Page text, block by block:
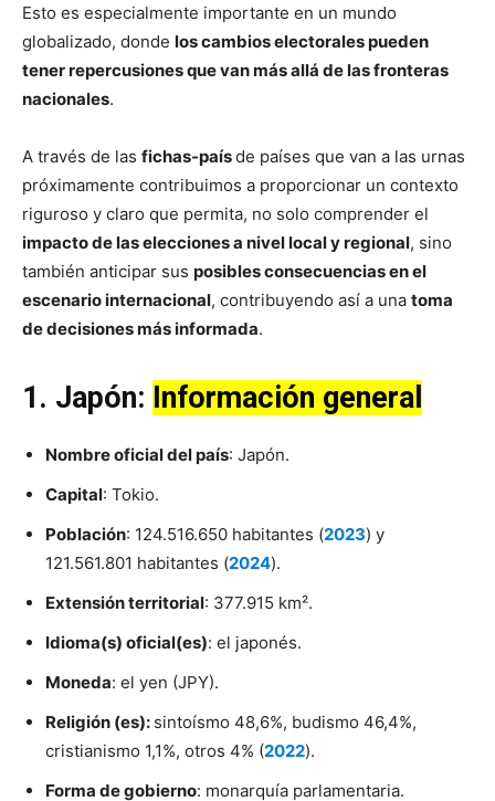
Esto es especialmente importante en un mundo
globalizado, donde los cambios electorales pueden
tener repercusiones que van más allá de las fronteras
nacionales.
A través de las fichas-paísde países que van a las urnas
próximamente contribuimos a proporcionar un contexto
riguroso y claro que permita, no solo comprender el
impacto de las elecciones a nivel local y regional, sino
también anticipar sus posibles consecuencias en el
escenario internacional, contribuyendo así a una toma
de decisiones más informada.
1. Japón: Información general
Nombre oficial del país: Japón.
Capital: Tokio.
Población: 124.516.650 habitantes (2023) y
121.561.801 habitantes (2024).
Extensión territorial: 377.915 km².
Idioma(s) oficial(es): el japonés.
Moneda: el yen (JPY).
Religión (es): sintoísmo 48,6%, budismo 46,4%,
cristianismo 1,1%, otros 4% (2022).
Forma de gobierno: monarquía parlamentaria.